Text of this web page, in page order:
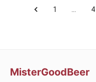
1 4
MisterGoodBeer